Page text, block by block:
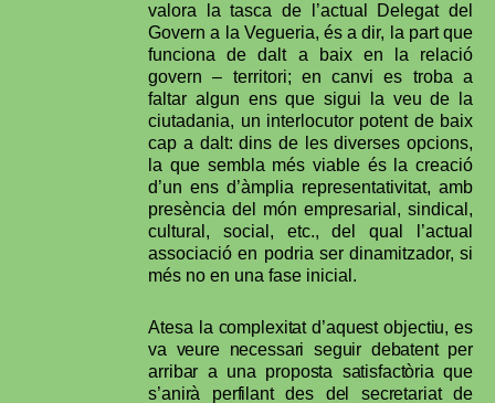
valora la tasca de l’actual Delegat del
Govern a la Vegueria, és a dir, la part que
funciona de dalt a baix en la relació
govern – territori; en canvi es troba a
faltar algun ens que sigui la veu de la
ciutadania, un interlocutor potent de baix
cap a dalt: dins de les diverses opcions,
la que sembla més viable és la creació
d’un ens d’àmplia representativitat, amb
presència del món empresarial, sindical,
cultural, social, etc., del qual l’actual
associació en podria ser dinamitzador, si
més no en una fase inicial.
Atesa la complexitat d’aquest objectiu, es
va veure necessari seguir debatent per
arribar a una proposta satisfactòria que
s’anirà perfilant des del secretariat de